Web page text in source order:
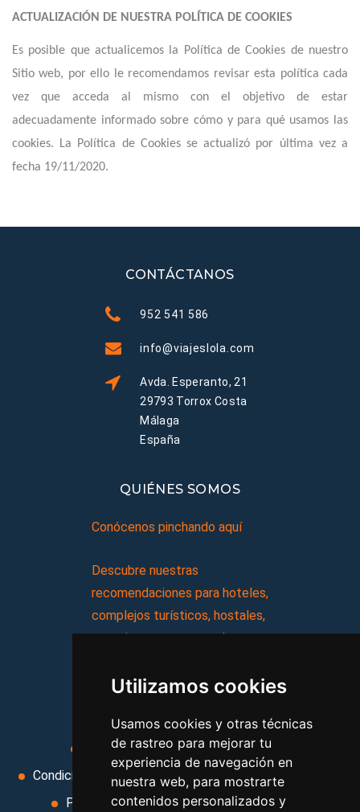
Utilizamos cookies
Usamos cookies y otras técnicas
de rastreo para mejorar tu
experiencia de navegación en
nuestra web, para mostrarte
contenidos personalizados y
ACTUALIZACIÓN DE NUESTRA POLÍTICA DE COOKIES
Es posible que actualicemos la Política de Cookies de nuestro
Sitio web, por ello le recomendamos revisar esta política cada
vez que acceda al mismo con el objetivo de estar
adecuadamente informado sobre cómo y para qué usamos las
cookies. La Política de Cookies se actualizó por última vez a
fecha 19/11/2020.
CONTÁCTANOS
952 541 586
info@viajeslola.com
Avda. Esperanto, 21
29793 Torrox Costa
Málaga
España
QUIÉNES SOMOS
Conócenos pinchando aquí
Descubre nuestras
recomendaciones para hoteles,
complejos turísticos, hostales,
vacaciones, paquetes de
Aviso legal
Condiciones de uso
Condiciones Generales
Ley de Viajes Combinados
Política de privacidad
Uso de cookies